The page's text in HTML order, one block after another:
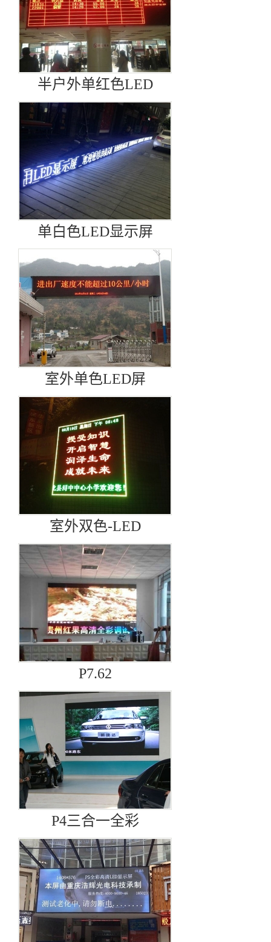
半户外单红色LED
单白色LED显示屏
室外单色LED屏
室外双色-LED
P7.62
P4三合一全彩